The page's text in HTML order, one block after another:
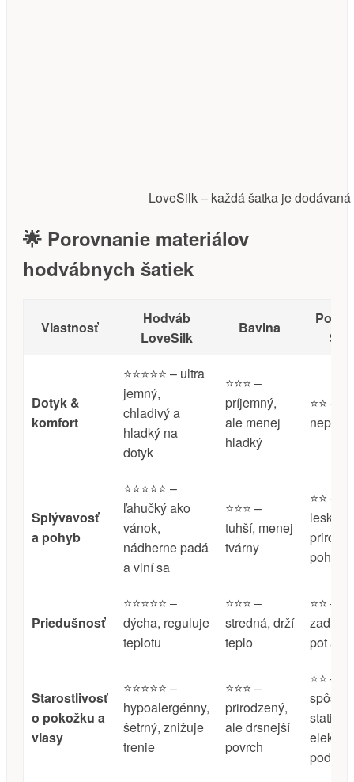
LoveSilk – každá šatka je
🌟 Porovnanie materiálov
hodvábnych šatiek
Vlastnosť
Hodváb
LoveSilk
Bavlna
Dotyk &
komfort
⭐️⭐️⭐️⭐️⭐️ – ultra
jemný,
chladivý a
hladký na
dotyk
⭐️⭐️⭐️ –
príjemný,
ale menej
hladký
⭐️⭐️ –
Splývavosť
a pohyb
⭐️⭐️⭐️⭐️⭐️ –
ľahučký ako
vánok,
nádherne padá
a vlní sa
⭐️⭐️⭐️ –
tuhší, menej
tvárny
⭐️⭐️ –
lesk,
pohybu
Priedušnosť
⭐️⭐️⭐️⭐️⭐️ –
dýcha, reguluje
teplotu
⭐️⭐️⭐️ –
stredná, drží
teplo
⭐️⭐️ –
pot a
Starostlivosť
o pokožku a
vlasy
⭐️⭐️⭐️⭐️⭐️ –
hypoalergénny,
šetrný, znižuje
trenie
⭐️⭐️⭐️ –
prirodzený,
ale drsnejší
povrch
⭐️⭐️ –
statickú